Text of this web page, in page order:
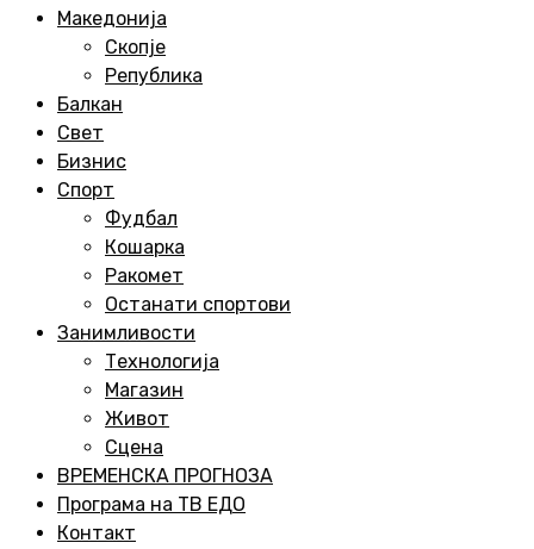
Македонија
Скопје
Република
Балкан
Свет
Бизнис
Спорт
Фудбал
Кошарка
Ракомет
Останати спортови
Занимливости
Технологија
Магазин
Живот
Сцена
ВРЕМЕНСКА ПРОГНОЗА
Програма на ТВ ЕДО
Контакт